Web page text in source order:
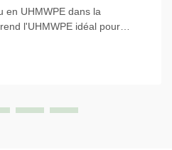
en UHMWPE dans la
l'UHMWPE idéal pour